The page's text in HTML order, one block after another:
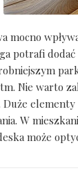
mocno
potrafi
Nie warto
W
może